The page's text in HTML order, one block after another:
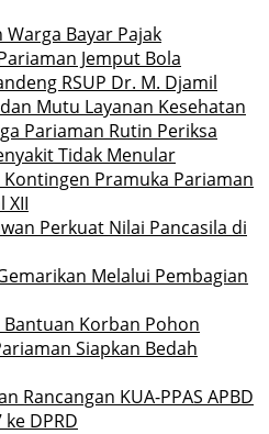
Warga Bayar Pajak
Jemput Bola
RSUP Dr. M. Djamil
Mutu Layanan Kesehatan
Pariaman Rutin Periksa
Tidak Menular
Kontingen Pramuka Pariaman
XII
Perkuat Nilai Pancasila di
Melalui Pembagian
Korban Pohon
Siapkan Bedah
Rancangan KUA-PPAS APBD
DPRD